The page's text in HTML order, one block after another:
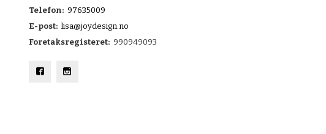
Telefon: 97635009
E-post: lisa@joydesign.no
Foretaksregisteret: 990949093